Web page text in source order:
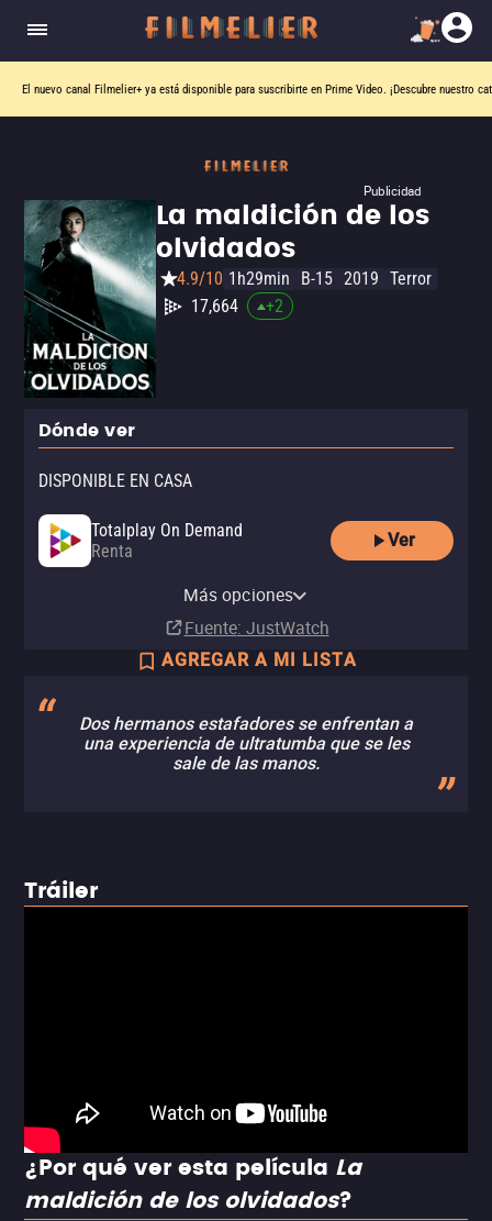
El nuevo canal Filmelier+ ya está disponible para suscribirte en Prime Video. ¡Descubre nuestro
Publicidad
La maldición de los
olvidados
4.9/10 1h29min B-15 2019 Terror
17,664
+2
Dónde ver
DISPONIBLE EN CASA
Totalplay On Demand
Renta
Ver
Más opciones
Fuente: JustWatch
AGREGAR A MI LISTA
Dos hermanos estafadores se enfrentan a
una experiencia de ultratumba que se les
sale de las manos.
Tráiler
¿Por qué ver esta película La
maldición de los olvidados?